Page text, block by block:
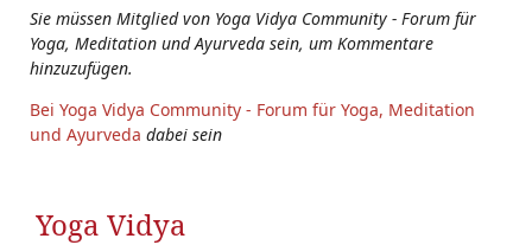
Sie müssen Mitglied von Yoga Vidya Community - Forum für
Yoga, Meditation und Ayurveda sein, um Kommentare
hinzuzufügen.
Bei Yoga Vidya Community - Forum für Yoga, Meditation
und Ayurveda dabei sein
Yoga Vidya